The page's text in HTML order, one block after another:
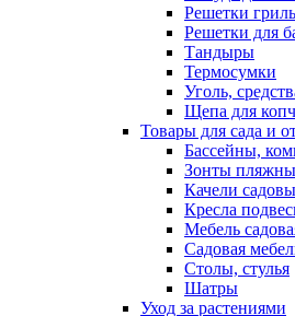
Решетки
Решетки для
Тандыры
Термосумки
Уголь,
Щепа для
Товары для сада и
Бассейны,
Зонты
Качели
Кресла
Мебель
Садовая
Столы, стулья
Шатры
Уход за растениями